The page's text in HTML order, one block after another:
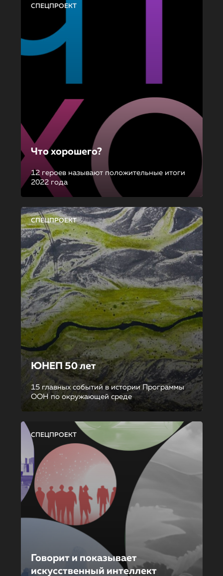
СПЕЦПРОЕКТ
Что хорошего?
12 героев называют положительные итоги
2022 года
СПЕЦПРОЕКТ
ЮНЕП 50 лет
15 главных событий в истории Программы
ООН по окружающей среде
СПЕЦПРОЕКТ
Говорит и показывает
искусственный интеллект